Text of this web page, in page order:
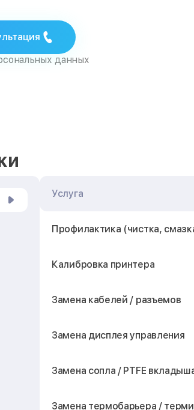
данных
Услуга
Профилактика (чистка,
Калибровка принтера
Замена кабелей / разъемов
Замена дисплея управления
Замена сопла / PTFE
Замена термобарьера /